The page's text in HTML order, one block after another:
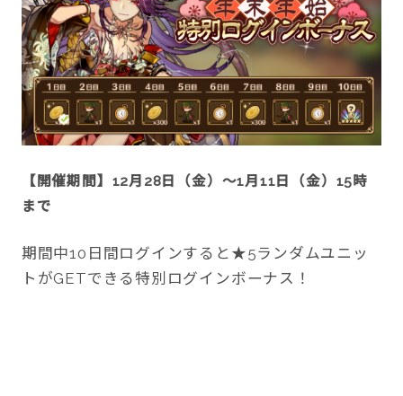
【開催期間】12月28日（金）～1月11日（金）15時
まで
期間中10日間ログインすると★5ランダムユニッ
トがGETできる特別ログインボーナス！